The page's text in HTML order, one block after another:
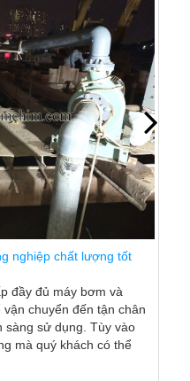
uy tín chất lượng giá rẻ
Thịnh Vương cho thuê
chuyên nghiệp và